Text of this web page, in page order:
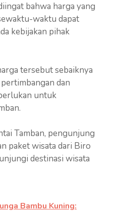
bahwa harga yang
waktu dapat
kebijakan pihak
tersebut sebaiknya
dan
untuk
Tamban, pengunjung
paket wisata dari Biro
destinasi wisata
Bambu Kuning: